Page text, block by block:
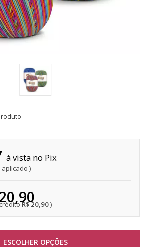
R$ 20,90
aplicado
Pix
ESCOLHER OPÇÕES